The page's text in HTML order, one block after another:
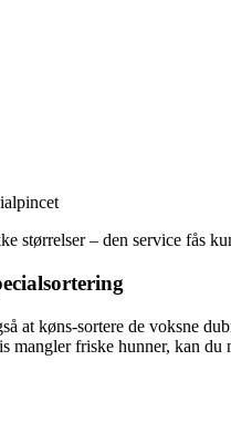
størrelser – den service fås
at køns-sortere de voksne
mangler friske hunner, kan du